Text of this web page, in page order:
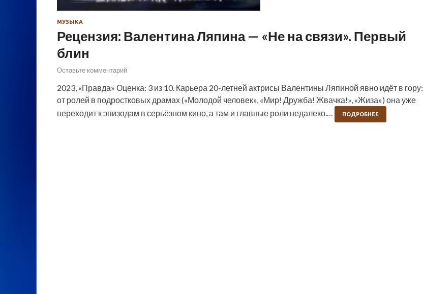
МУЗЫКА
Рецензия: Валентина Ляпина — «Не на связи». Первый
блин
Оставьте комментарий
2023, «Правда» Оценка: 3 из 10. Карьера 20-летней актрисы Валентины Ляпиной явно идёт в гору:
от ролей в подростковых драмах («Молодой человек», «Мир! Дружба! Жвачка!», «Жиза») она уже
переходит к эпизодам в серьёзном кино, а там и главные роли недалеко.…
ПОДРОБНЕЕ